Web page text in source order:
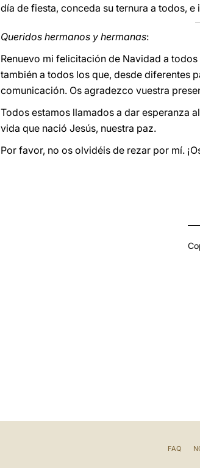
día de fiesta, conceda su ternura a todos,
Queridos hermanos y hermanas:
Renuevo mi felicitación de Navidad a
también a todos los que, desde diferentes
comunicación. Os agradezco vuestra
Todos estamos llamados a dar esperanza
vida que nació Jesús, nuestra paz.
Por favor, no os olvidéis de rezar por mí.
FAQ